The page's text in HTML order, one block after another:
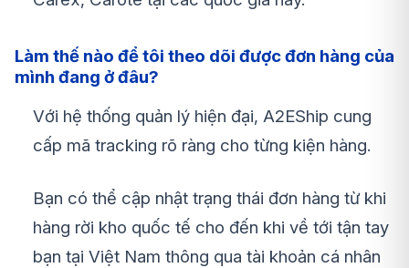
Làm thế nào để tôi theo dõi được đơn hàng của
mình đang ở đâu?
Với hệ thống quản lý hiện đại, A2EShip cung
cấp mã tracking rõ ràng cho từng kiện hàng.
Bạn có thể cập nhật trạng thái đơn hàng từ khi
hàng rời kho quốc tế cho đến khi về tới tận tay
bạn tại Việt Nam thông qua tài khoản cá nhân